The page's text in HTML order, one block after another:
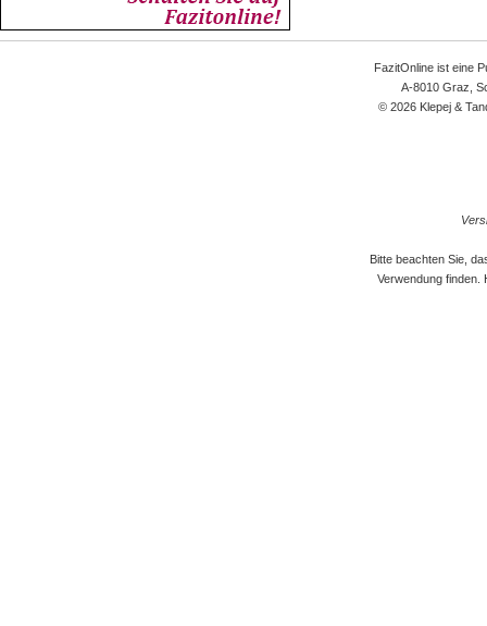
FazitOnline ist eine
A-8010 Graz,
© 2026 Klepej &
Bitte beachten Sie,
Verwendung finden.